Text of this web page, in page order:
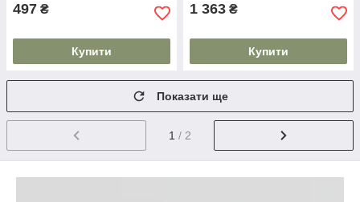
497 ₴
Купити
1 363 ₴
Купити
Показати ще
1 / 2